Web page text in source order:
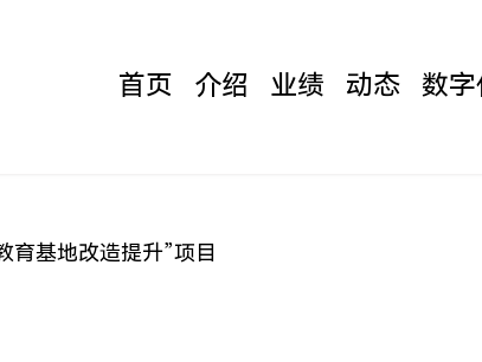
首页 介绍 业绩 动态 数字
育基地改造提升”项目